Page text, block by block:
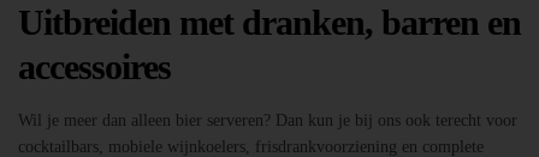
Uitbreiden met dranken, barren en
accessoires
Wil je meer dan alleen bier serveren? Dan kun je bij ons ook terecht voor
cocktailbars, mobiele wijnkoelers, frisdrankvoorziening en complete